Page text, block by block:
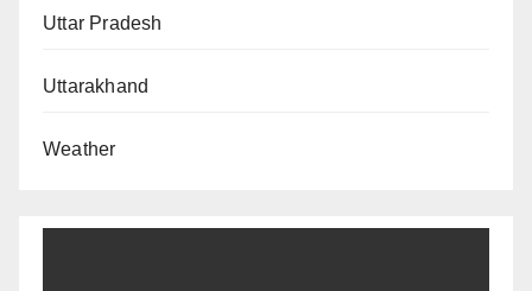
Uttar Pradesh
Uttarakhand
Weather